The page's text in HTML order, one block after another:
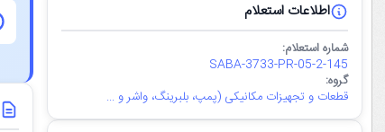
اطلاعات استعلام
شماره استعلام:
SABA-3733-PR-05-2-145
گروه:
قطعات و تجهیزات مکانیکی (پمپ، بلبرینگ، واشر و ...